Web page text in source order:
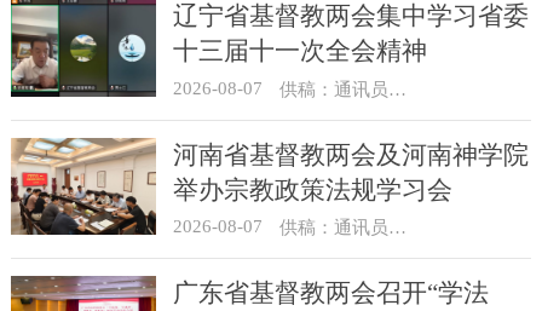
辽宁省基督教两会集中学习省委
十三届十一次全会精神
2026-08-07 供稿：通讯员 顾利民
河南省基督教两会及河南神学院
举办宗教政策法规学习会
2026-08-07 供稿：通讯员 靳新元
广东省基督教两会召开“学法